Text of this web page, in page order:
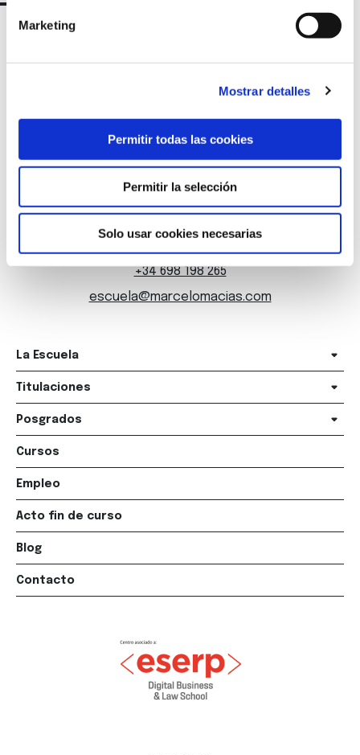
Marketing
Mostrar detalles
Permitir todas las cookies
Permitir la selección
Solo usar cookies necesarias
Marqués de Amboage 12, 1º
+34 698 198 265
escuela@marcelomacias.com
La Escuela
Titulaciones
Posgrados
Cursos
Empleo
Acto fin de curso
Blog
Contacto